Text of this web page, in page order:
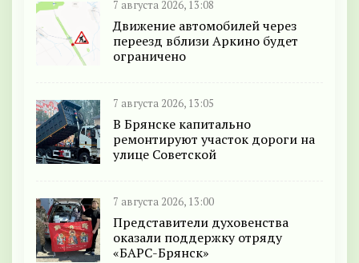
7 августа 2026, 13:08
Движение автомобилей через
переезд вблизи Аркино будет
ограничено
7 августа 2026, 13:05
В Брянске капитально
ремонтируют участок дороги на
улице Советской
7 августа 2026, 13:00
Представители духовенства
оказали поддержку отряду
«БАРС-Брянск»